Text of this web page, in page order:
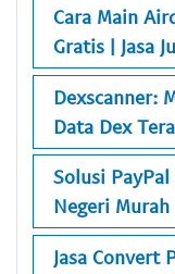
Cara Main
Gratis | Jasa
Dexscanner:
Data Dex
Solusi
Negeri Murah
Jasa Convert